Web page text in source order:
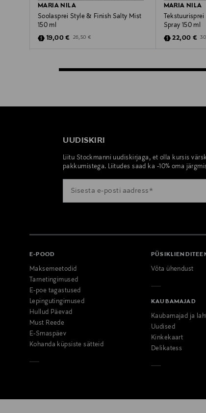
MARIA NILA
Soolasprei Style & Finish Salty Mist
150 ml
Discounted Price
19,00 € Original Price
26,50 €
MARIA NILA
Spray 150 ml
Discounted
22,00 €
UUDISKIRI
Liitu Stockmanni uudiskirjaga, et olla kursis
pakkumistega. Liitudes saad ka -10% oma
E-POOD
Maksemeetodid
Tarnetingimused
E-poe tagastused
Lepingutingimused
Hullud Päevad
Must Reede
E-Smaspäev
Kohanda küpsiste sätteid
Võta ühendust
KAUBAMAJAD
Kaubamajad ja
Uudised
Kinkekaart
Delikatess